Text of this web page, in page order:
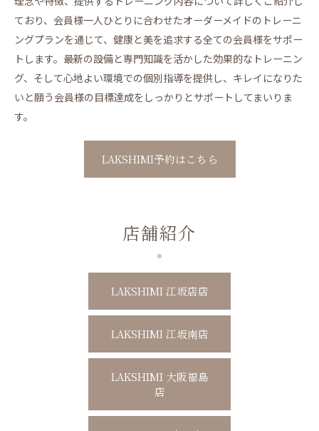
ており、会員様一人ひとりに合わせたオーダーメイドのトレーニ
ングプランを通じて、健康と美を追求する全ての会員様をサポー
トします。最新の設備と専門知識を活かした効果的なトレーニン
グ、そして心地よい環境での個別指導を提供し、キレイになりた
いと願う会員様の目標達成をしっかりとサポートしてまいりま
す。
LAKSHIMI予約はこちら
店舗紹介
LAKSHIMI 江坂店店
LAKSHIMI 江坂南店
LAKSHIMI 大阪福島
店